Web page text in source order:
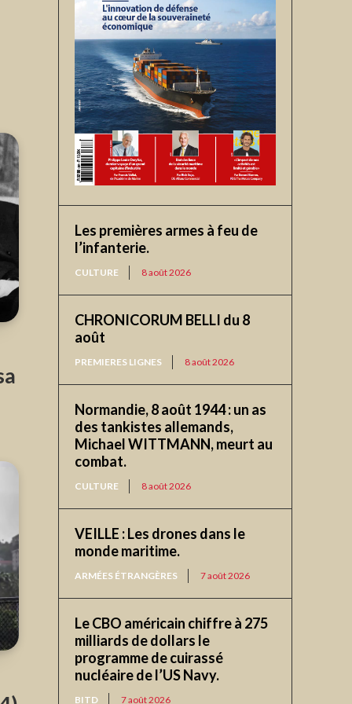
Les premières armes à feu de
l’infanterie.
CULTURE 8 août 2026
CHRONICORUM BELLI du 8
août
PREMIERES LIGNES 8 août 2026
Normandie, 8 août 1944 : un as
des tankistes allemands,
Michael WITTMANN, meurt au
combat.
CULTURE 8 août 2026
VEILLE : Les drones dans le
monde maritime.
ARMÉES ÉTRANGÈRES 7 août 2026
Le CBO américain chiffre à 275
milliards de dollars le
programme de cuirassé
nucléaire de l’US Navy.
BITD 7 août 2026